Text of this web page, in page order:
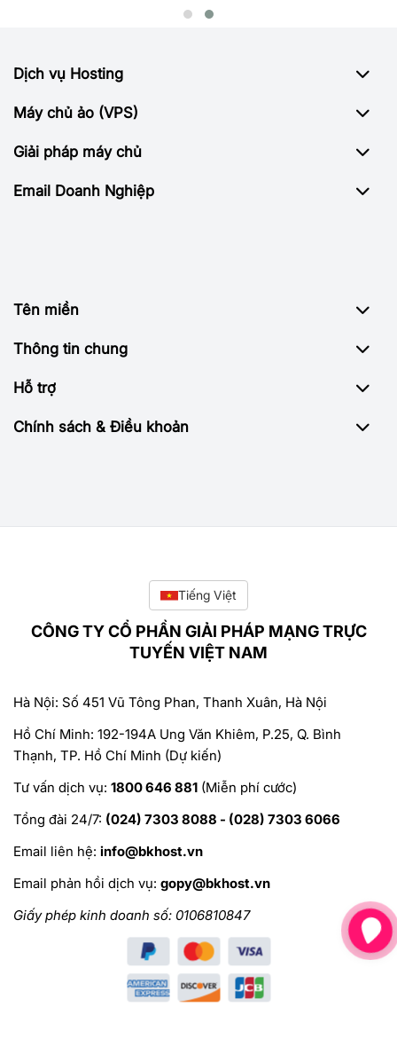
Dịch vụ Hosting
Máy chủ ảo (VPS)
Giải pháp máy chủ
Email Doanh Nghiệp
Tên miền
Thông tin chung
Hỗ trợ
Chính sách & Điều khoản
Tiếng Việt
CÔNG TY CỔ PHẦN GIẢI PHÁP MẠNG TRỰC
TUYẾN VIỆT NAM
Hà Nội: Số 451 Vũ Tông Phan, Thanh Xuân, Hà Nội
Hồ Chí Minh: 192-194A Ung Văn Khiêm, P.25, Q. Bình
Thạnh, TP. Hồ Chí Minh (Dự kiến)
Tư vấn dịch vụ: 1800 646 881 (Miễn phí cước)
Tổng đài 24/7: (024) 7303 8088 - (028) 7303 6066
Email liên hệ: info@bkhost.vn
Email phản hồi dịch vụ: gopy@bkhost.vn
Giấy phép kinh doanh số: 0106810847